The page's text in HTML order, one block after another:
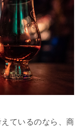
ているのなら、商